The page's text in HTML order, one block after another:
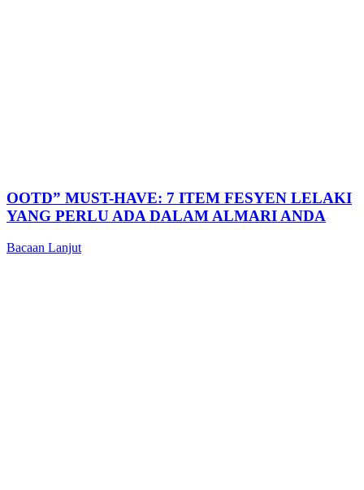
OOTD” MUST-HAVE: 7 ITEM FESYEN LELAKI
YANG PERLU ADA DALAM ALMARI ANDA
Bacaan Lanjut